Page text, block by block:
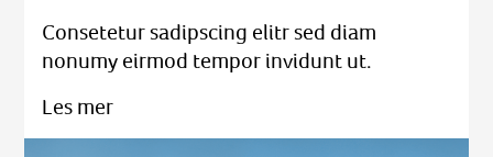
Consetetur sadipscing elitr sed diam
nonumy eirmod tempor invidunt ut.
Les mer